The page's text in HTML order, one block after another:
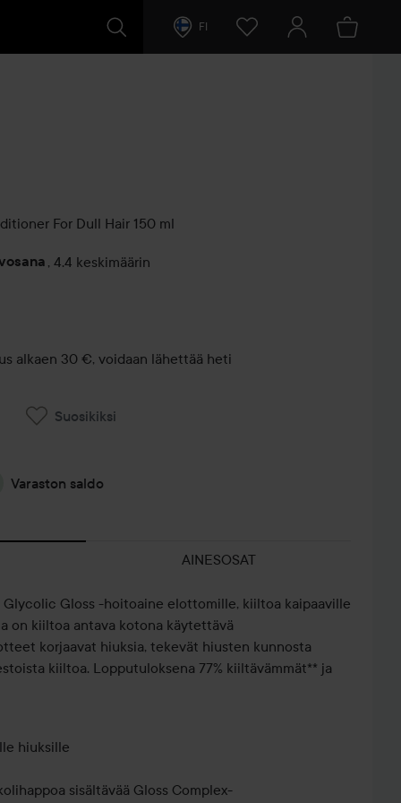
FI
For Dull Hair 150 ml
, 4.4 keskimäärin
alkaen 30 €, voidaan lähettää heti
Suosikiksi
Varaston saldo
AINESOSAT
Glycolic Gloss -hoitoaine elottomille, kiiltoa kaipaaville
on kiiltoa antava kotona käytettävä
korjaavat hiuksia, tekevät hiusten kunnosta
kiiltoa. Lopputuloksena 77% kiiltävämmät** ja
hiuksille
sisältävää Gloss Complex-